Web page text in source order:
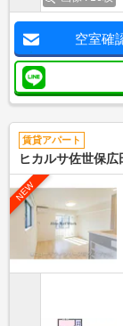
空室確
賃貸アパート
ヒカルサ佐世保広
NEW